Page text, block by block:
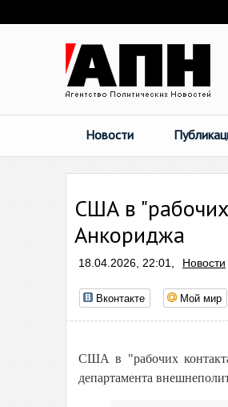
Новости
США в
Анкориджа
18.04.2026, 22:01, Новости
Вконтакте Мой мир
США в "рабочих
департамента